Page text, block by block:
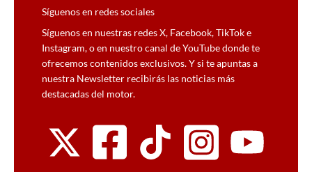
Síguenos en redes sociales
Síguenos en nuestras redes X, Facebook, TikTok e
Instagram, o en nuestro canal de YouTube donde te
ofrecemos contenidos exclusivos. Y si te apuntas a
nuestra Newsletter recibirás las noticias más
destacadas del motor.